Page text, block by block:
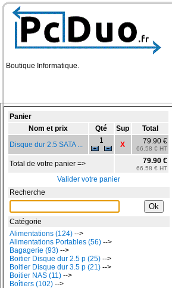
Boutique Informatique.
Panier
Nom et prix
Qté Sup
Total
Disque dur 2.5 SATA ...
1 X 79.90 €
66.58 € HT
Total de votre panier => 79.90 €
66.58 € HT
Valider votre panier
Recherche
Catégorie
Alimentations (124) -->
Alimentations Portables (56) -->
Bagagerie (93) -->
Boitier Disque dur 2.5 p (25) -->
Boitier Disque dur 3.5 p (21) -->
Boitier NAS (11) -->
Boîtiers (102) -->